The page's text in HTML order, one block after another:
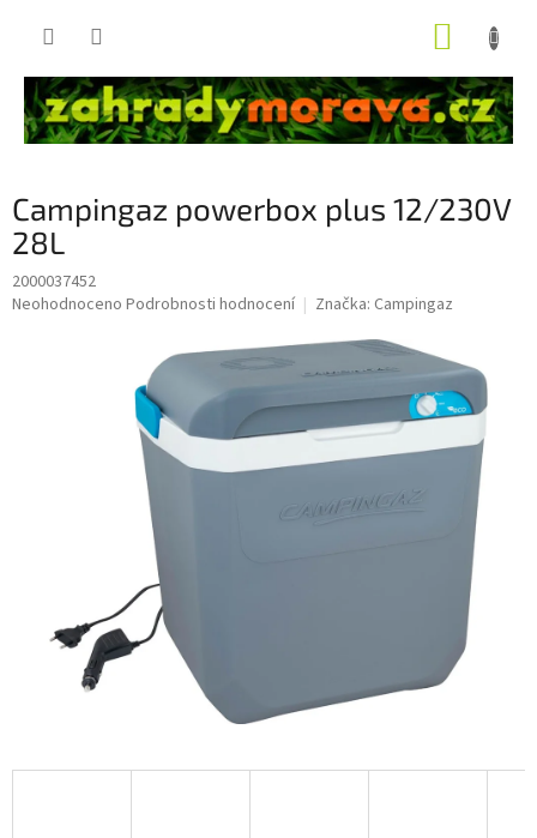
Campingaz powerbox plus 12/230V
28L
2000037452
Průměrné
Neohodnoceno Podrobnosti hodnocení Značka: Campingaz